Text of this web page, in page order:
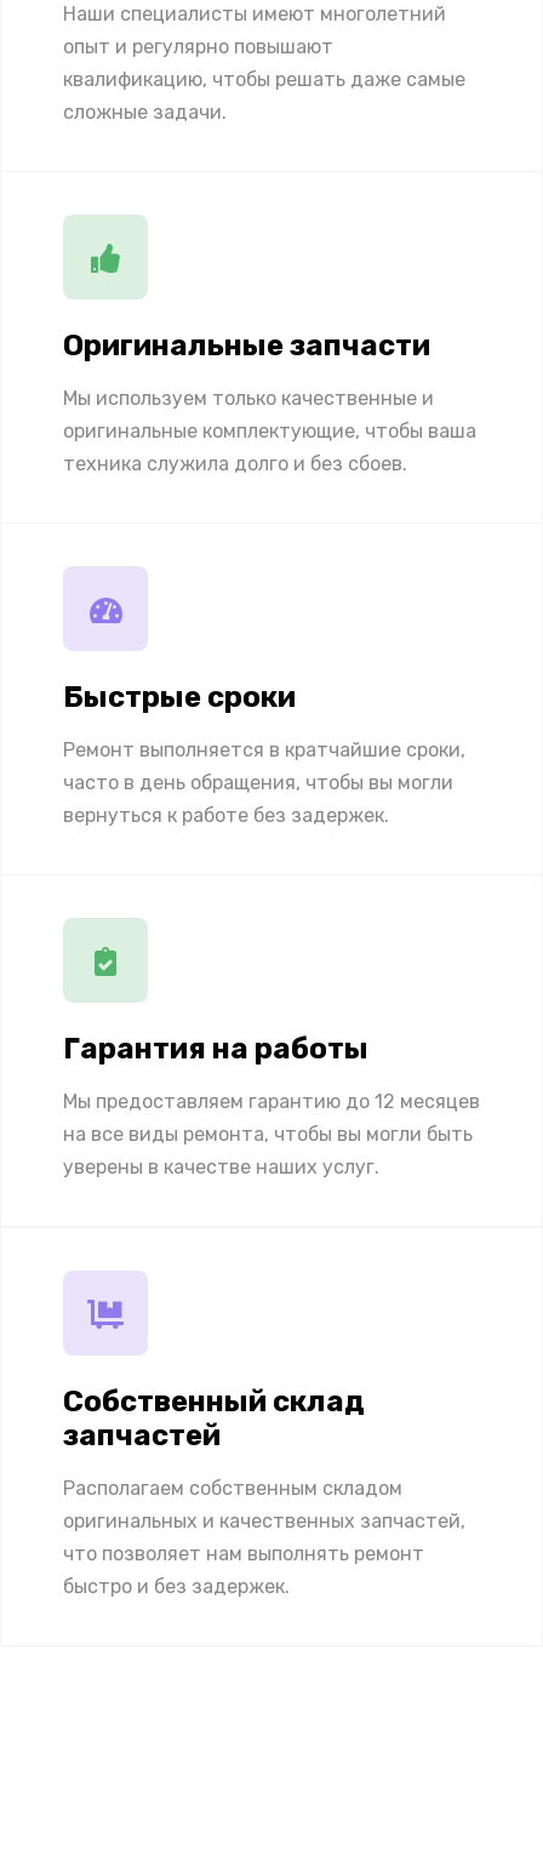
Наши специалисты имеют многолетний
опыт и регулярно повышают
квалификацию, чтобы решать даже самые
сложные задачи.
Оригинальные запчасти
Мы используем только качественные и
оригинальные комплектующие, чтобы ваша
техника служила долго и без сбоев.
Быстрые сроки
Ремонт выполняется в кратчайшие сроки,
часто в день обращения, чтобы вы могли
вернуться к работе без задержек.
Гарантия на работы
Мы предоставляем гарантию до 12 месяцев
на все виды ремонта, чтобы вы могли быть
уверены в качестве наших услуг.
Собственный склад
запчастей
Располагаем собственным складом
оригинальных и качественных запчастей,
что позволяет нам выполнять ремонт
быстро и без задержек.